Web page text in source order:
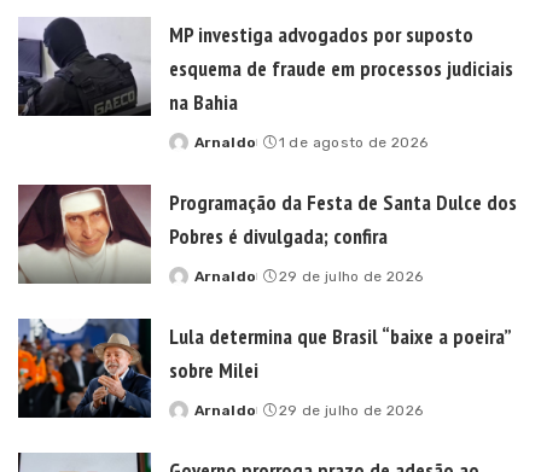
MP investiga advogados por suposto
esquema de fraude em processos judiciais
na Bahia
Posted
Arnaldo 1 de agosto de 2026
Programação da Festa de Santa Dulce dos
Pobres é divulgada; confira
Posted
Arnaldo 29 de julho de 2026
Lula determina que Brasil “baixe a poeira”
sobre Milei
Posted
Arnaldo 29 de julho de 2026